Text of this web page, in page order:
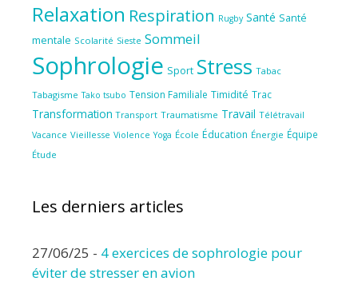
Relaxation Respiration Rugby Santé Santé
mentale Scolarité Sieste Sommeil
Sophrologie Sport Stress Tabac
Tabagisme Tako tsubo Tension Familiale Timidité Trac
Transformation Transport Traumatisme Travail Télétravail
Vacance Vieillesse Violence Yoga École Éducation Énergie Équipe
Étude
Les derniers articles
27/06/25 - 4 exercices de sophrologie pour
éviter de stresser en avion